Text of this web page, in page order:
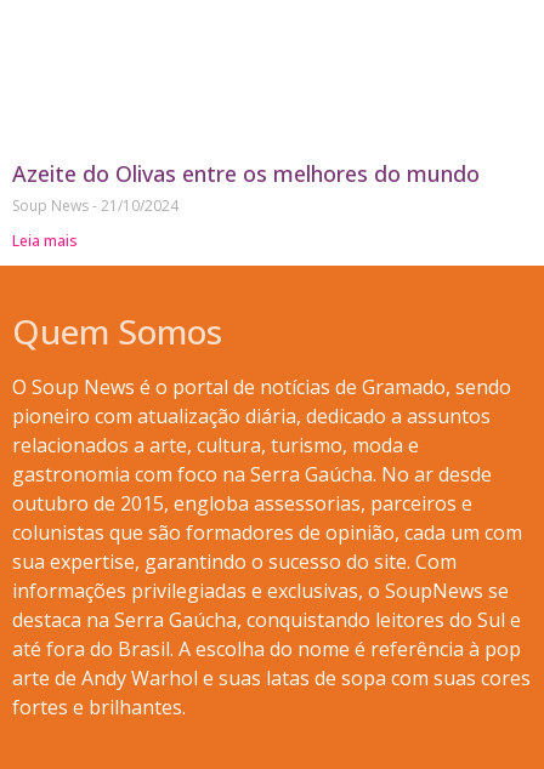
Azeite do Olivas entre os melhores do mundo
Soup News 21/10/2024
Leia mais
Quem Somos
O Soup News é o portal de notícias de Gramado, sendo
pioneiro com atualização diária, dedicado a assuntos
relacionados a arte, cultura, turismo, moda e
gastronomia com foco na Serra Gaúcha. No ar desde
outubro de 2015, engloba assessorias, parceiros e
colunistas que são formadores de opinião, cada um com
sua expertise, garantindo o sucesso do site. Com
informações privilegiadas e exclusivas, o SoupNews se
destaca na Serra Gaúcha, conquistando leitores do Sul e
até fora do Brasil. A escolha do nome é referência à pop
arte de Andy Warhol e suas latas de sopa com suas cores
fortes e brilhantes.